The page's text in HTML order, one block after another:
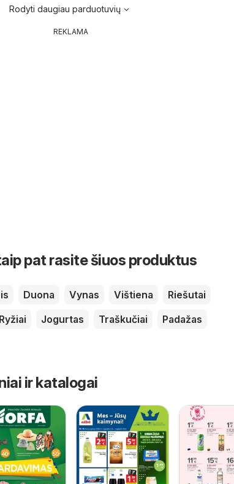
Rodyti daugiau parduotuvių
REKLAMA
pat rasite šiuos produktus
Duona Vynas Vištiena
Riešutai
Ryžiai Jogurtas Traškučiai
Padažas
ir katalogai